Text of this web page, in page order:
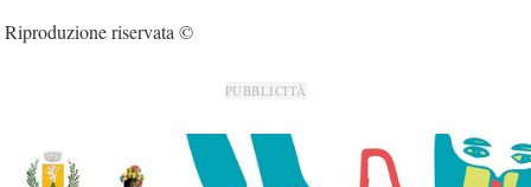
Riproduzione riservata ©
PUBBLICITÀ